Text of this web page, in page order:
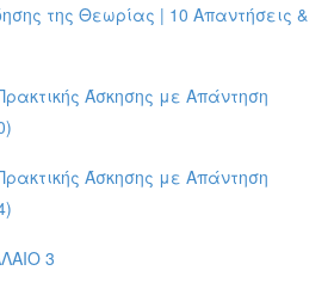
της Θεωρίας | 10 Απαντήσεις &
Άσκησης με Απάντηση
Άσκησης με Απάντηση
3